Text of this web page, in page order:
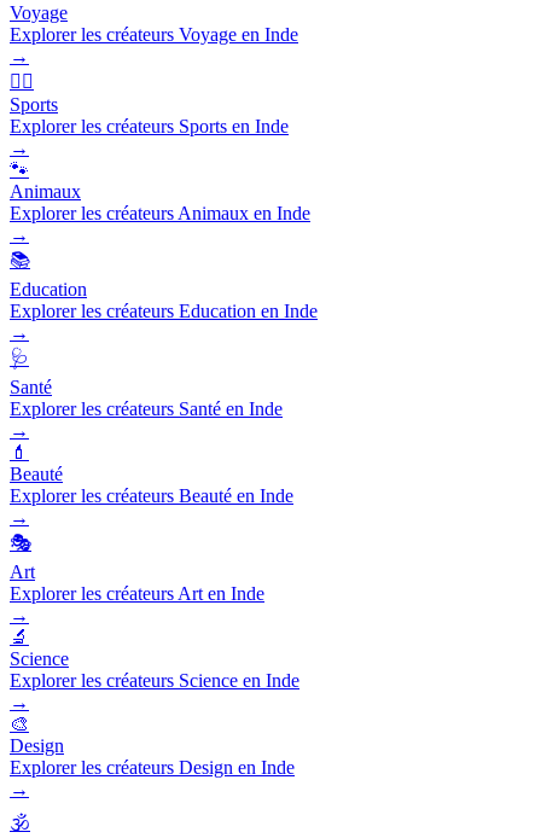
Voyage
Explorer les créateurs Voyage en Inde
→
🏃‍♂️
Sports
Explorer les créateurs Sports en Inde
→
🐾
Animaux
Explorer les créateurs Animaux en Inde
→
📚
Education
Explorer les créateurs Education en Inde
→
🩺
Santé
Explorer les créateurs Santé en Inde
→
💄
Beauté
Explorer les créateurs Beauté en Inde
→
🎭
Art
Explorer les créateurs Art en Inde
→
🔬
Science
Explorer les créateurs Science en Inde
→
🎨
Design
Explorer les créateurs Design en Inde
→
🕉️